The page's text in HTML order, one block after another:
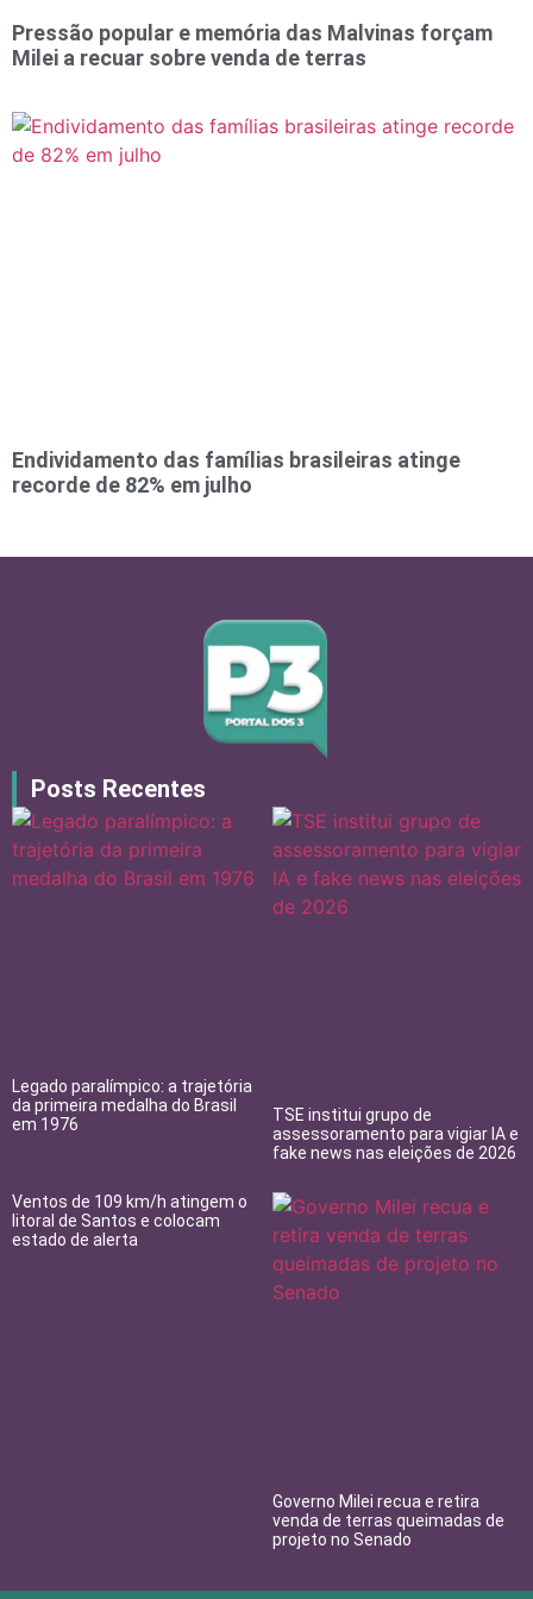
Pressão popular e memória das Malvinas forçam
Milei a recuar sobre venda de terras
Endividamento das famílias brasileiras atinge
recorde de 82% em julho
Posts Recentes
Legado paralímpico: a trajetória
da primeira medalha do Brasil
em 1976
TSE institui grupo de
assessoramento para vigiar IA e
fake news nas eleições de 2026
Ventos de 109 km/h atingem o
litoral de Santos e colocam
estado de alerta
Governo Milei recua e retira
venda de terras queimadas de
projeto no Senado